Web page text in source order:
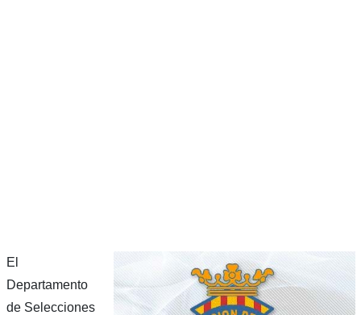
El
Departamento
de Selecciones